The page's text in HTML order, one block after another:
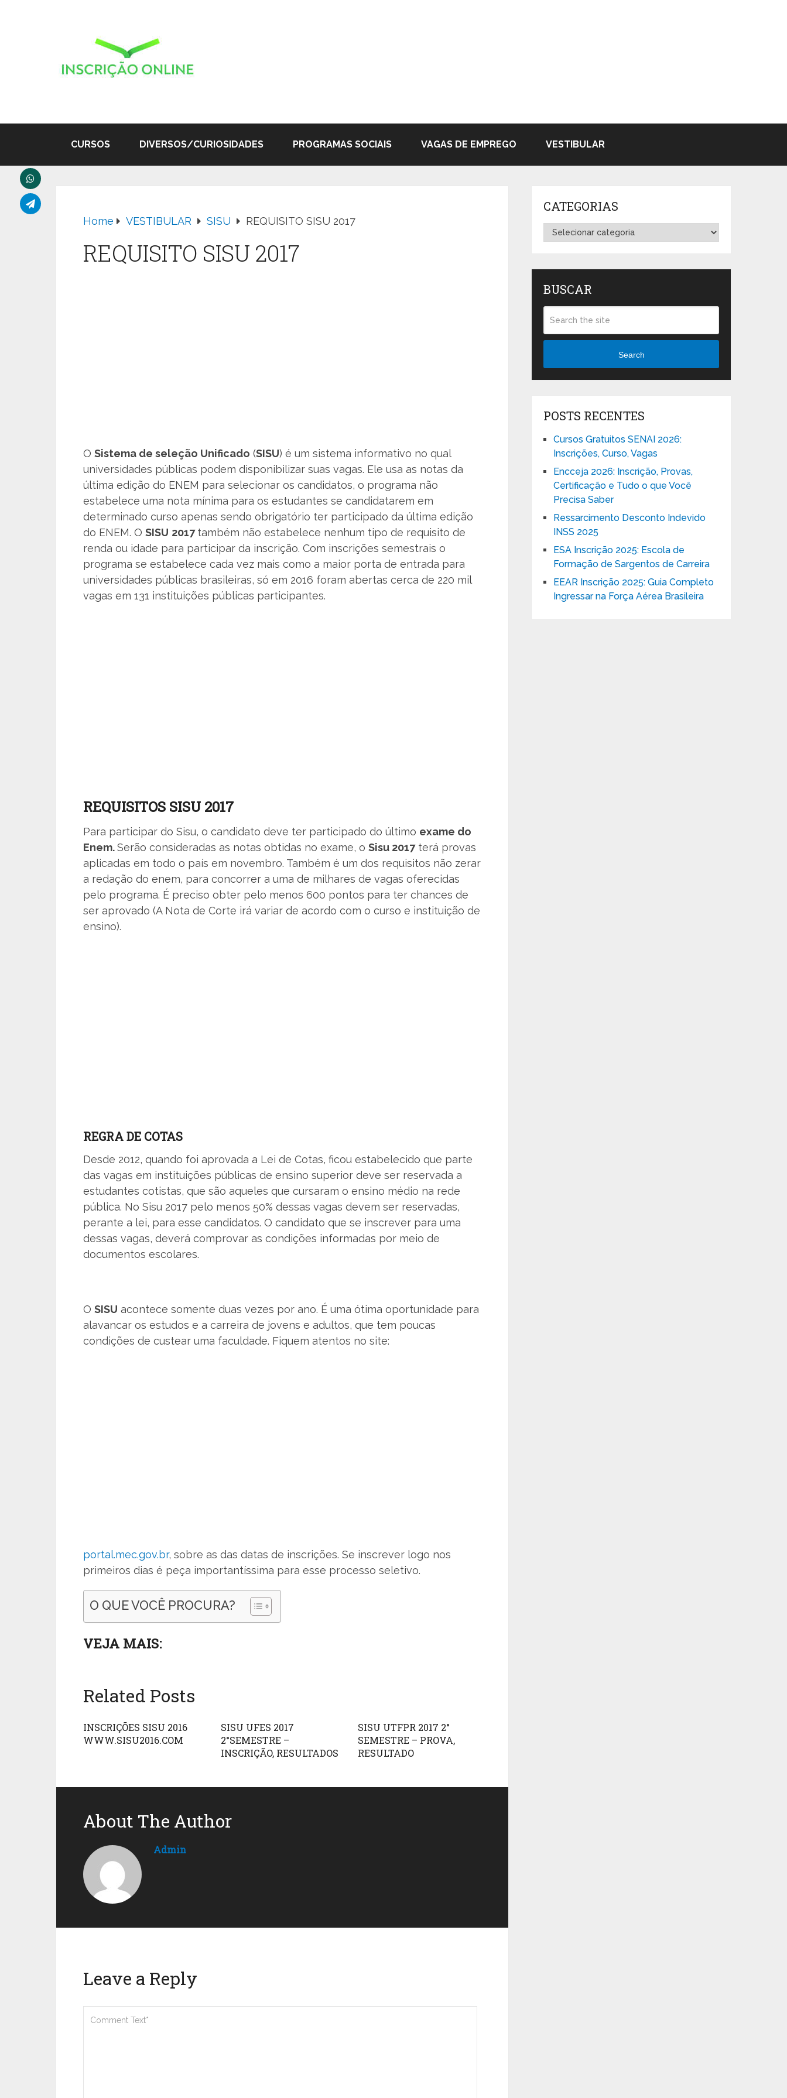
CURSOS DIVERSOS/CURIOSIDADES PROGRAMAS SOCIAIS VAGAS DE EMPREGO VESTIBULAR
Home VESTIBULAR SISU REQUISITO SISU 2017
REQUISITO SISU 2017
O Sistema de seleção Unificado (SISU) é um sistema informativo no qual
universidades públicas podem disponibilizar suas vagas. Ele usa as notas da
última edição do ENEM para selecionar os candidatos, o programa não
estabelece uma nota mínima para os estudantes se candidatarem em
determinado curso apenas sendo obrigatório ter participado da última edição
do ENEM. O SISU 2017também não estabelece nenhum tipo de requisito de
renda ou idade para participar da inscrição. Com inscrições semestrais o
programa se estabelece cada vez mais como a maior porta de entrada para
universidades públicas brasileiras, só em 2016 foram abertas cerca de 220 mil
vagas em 131 instituições públicas participantes.
REQUISITOS SISU 2017
Para participar do Sisu, o candidato deve ter participado do último exame do
Enem.Serão consideradas as notas obtidas no exame, o Sisu 2017terá provas
aplicadas em todo o país em novembro. Também é um dos requisitos não zerar
a redação do enem, para concorrer a uma de milhares de vagas oferecidas
pelo programa. É preciso obter pelo menos 600 pontos para ter chances de
ser aprovado (A Nota de Corte irá variar de acordo com o curso e instituição de
ensino).
REGRA DE COTAS
Desde 2012, quando foi aprovada a Lei de Cotas, ficou estabelecido que parte
das vagas em instituições públicas de ensino superior deve ser reservada a
estudantes cotistas, que são aqueles que cursaram o ensino médio na rede
pública. No Sisu 2017 pelo menos 50% dessas vagas devem ser reservadas,
perante a lei, para esse candidatos. O candidato que se inscrever para uma
dessas vagas, deverá comprovar as condições informadas por meio de
documentos escolares.
O SISU acontece somente duas vezes por ano. É uma ótima oportunidade para
alavancar os estudos e a carreira de jovens e adultos, que tem poucas
condições de custear uma faculdade. Fiquem atentos no site:
portal.mec.gov.br, sobre as das datas de inscrições. Se inscrever logo nos
primeiros dias é peça importantíssima para esse processo seletivo.
O QUE VOCÊ PROCURA?
VEJA MAIS:
Related Posts
INSCRIÇÕES SISU 2016
WWW.SISU2016.COM
SISU UFES 2017
2°SEMESTRE –
INSCRIÇÃO, RESULTADOS
SISU UTFPR 2017 2°
SEMESTRE – PROVA,
RESULTADO
About The Author
Admin
Leave a Reply
CATEGORIAS
Categorias
BUSCAR
Search
POSTS RECENTES
Cursos Gratuitos SENAI 2026:
Inscrições, Curso, Vagas
Encceja 2026: Inscrição, Provas,
Certificação e Tudo o que Você
Precisa Saber
Ressarcimento Desconto Indevido
INSS 2025
ESA Inscrição 2025: Escola de
Formação de Sargentos de Carreira
EEAR Inscrição 2025: Guia Completo
Ingressar na Força Aérea Brasileira